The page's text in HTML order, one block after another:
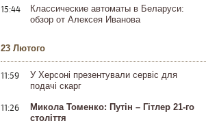
15:44
Классические автоматы в Беларуси:
обзор от Алексея Иванова
23 Лютого
11:59
У Херсоні презентували сервіс для
подачі скарг
11:26
Микола Томенко: Путін – Гітлер 21-го
століття